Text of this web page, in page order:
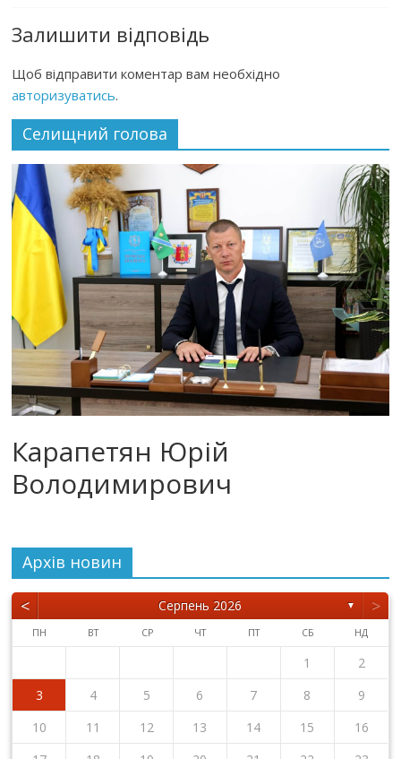
Залишити відповідь
Щоб відправити коментар вам необхідно
авторизуватись.
Селищний голова
Карапетян Юрій
Володимирович
Архiв новин
< Серпень 2026 ▼ >
ПН ВТ СР ЧТ ПТ СБ НД
1
2
3
4 5 6 7 8
9
10
11 12 13 14 15
16